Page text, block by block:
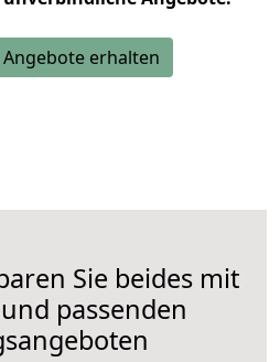
erhalten
Sie beides mit
passenden